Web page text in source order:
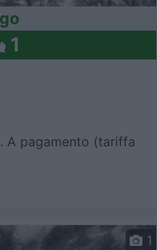
1
A pagamento (tariffa
1